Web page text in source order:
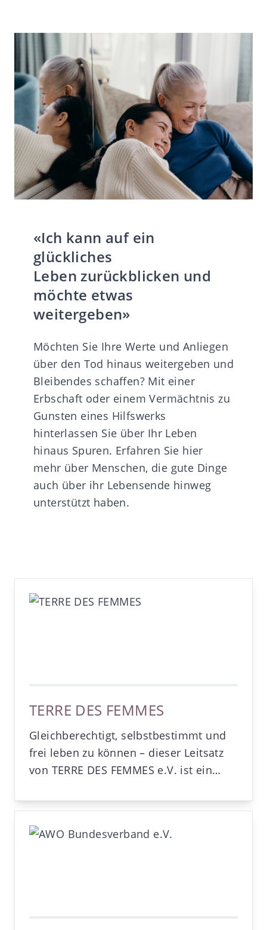
«Ich kann auf ein
glückliches
Leben zurückblicken und
möchte etwas
weitergeben»
Möchten Sie Ihre Werte und Anliegen
über den Tod hinaus weitergeben und
Bleibendes schaffen? Mit einer
Erbschaft oder einem Vermächtnis zu
Gunsten eines Hilfswerks
hinterlassen Sie über Ihr Leben
hinaus Spuren. Erfahren Sie hier
mehr über Menschen, die gute Dinge
auch über ihr Lebensende hinweg
unterstützt haben.
TERRE DES FEMMES
Gleichberechtigt, selbstbestimmt und
frei leben zu können – dieser Leitsatz
von TERRE DES FEMMES e.V. ist ein
Mehrheit der Mädchen und Frauen in
1981 hat sich TERRE DES FEMMES e.V.